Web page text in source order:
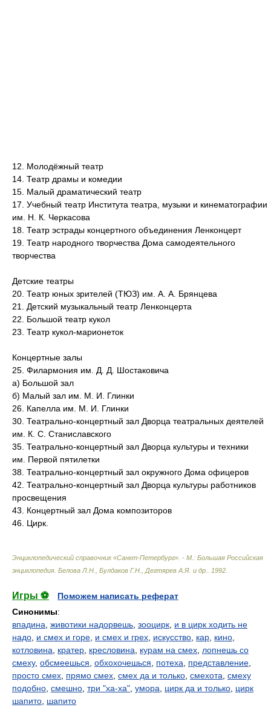
12. Молодёжный театр
14. Театр драмы и комедии
15. Малый драматический театр
17. Учебный театр Института театра, музыки и кинематографии
им. Н. К. Черкасова
18. Театр эстрады концертного объединения Ленконцерт
19. Театр народного творчества Дома самодеятельного
творчества
Детские театры
20. Театр юных зрителей (ТЮЗ) им. А. А. Брянцева
21. Детский музыкальный театр Ленконцерта
22. Большой театр кукол
23. Театр кукол-марионеток
Концертные залы
25. Филармония им. Д. Д. Шостаковича
а) Большой зал
б) Малый зал им. М. И. Глинки
26. Капелла им. М. И. Глинки
30. Театрально-концертный зал Дворца театральных деятелей
им. К. С. Станиславского
35. Театрально-концертный зал Дворца культуры и техники
им. Первой пятилетки
38. Театрально-концертный зал окружного Дома офицеров
42. Театрально-концертный зал Дворца культуры работников
просвещения
43. Концертный зал Дома композиторов
46. Цирк.
Энциклопедический справочник «Санкт-Петербург». - М.: Большая Российская
энциклопедия Белова Л.Н., Булдаков Г.Н., Дегтярев А.Я. и др. 1992
Игры ⚽
Поможем написать реферат
Синонимы:
впадина, животики надорвешь, зооцирк, и в цирк ходить не
надо, и смех и горе, и смех и грех, искусство, кар, кино,
котловина, кратер, кресловина, курам на смех, лопнешь со
смеху, обсмеешься, обхохочешься, потеха, представление,
просто смех, прямо смех, смех да и только, смехота, смеху
подобно, смешно, три "ха-ха", умора, цирк да и только, цирк
шапито, шапито